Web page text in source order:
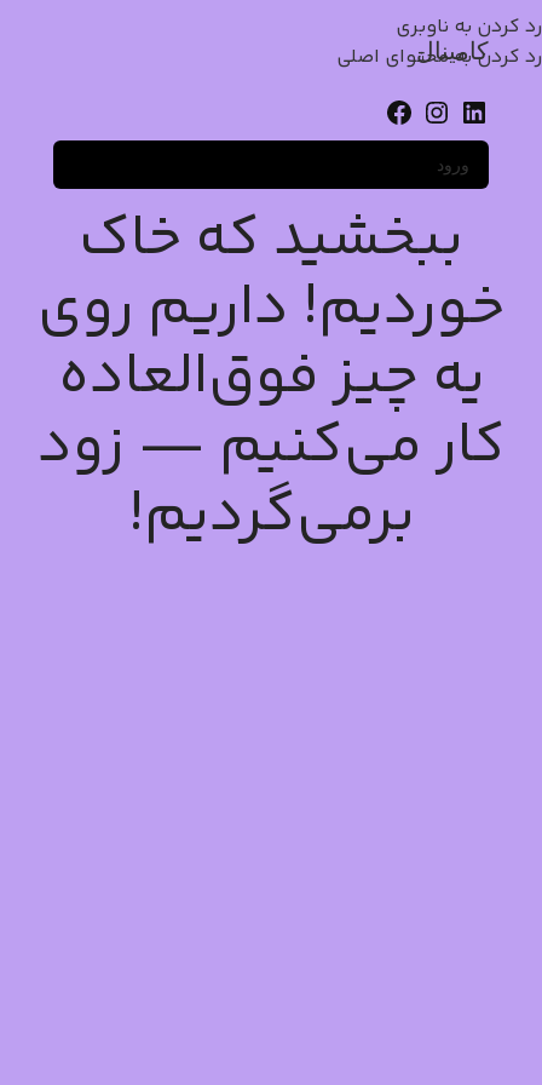
رد کردن به ناوبری
رد کردن به محتوای اصلی
کامینال
ورود
ببخشید که خاک
خوردیم! داریم روی
یه چیز فوق‌العاده
کار می‌کنیم — زود
برمی‌گردیم!